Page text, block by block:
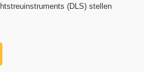
(DLS) stellen